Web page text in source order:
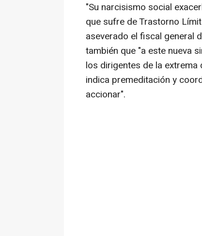
"Su narcisismo social
que sufre de Trastorno
aseverado el fiscal general
también que "a este nueva
los dirigentes de la
indica premeditación y
accionar".